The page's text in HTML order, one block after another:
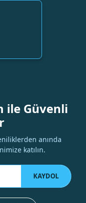
ile Güvenli
anında
katılın.
KAYDOL